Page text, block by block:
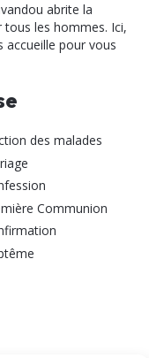
abrite la
tous les hommes. Ici,
pour vous
des malades
Communion